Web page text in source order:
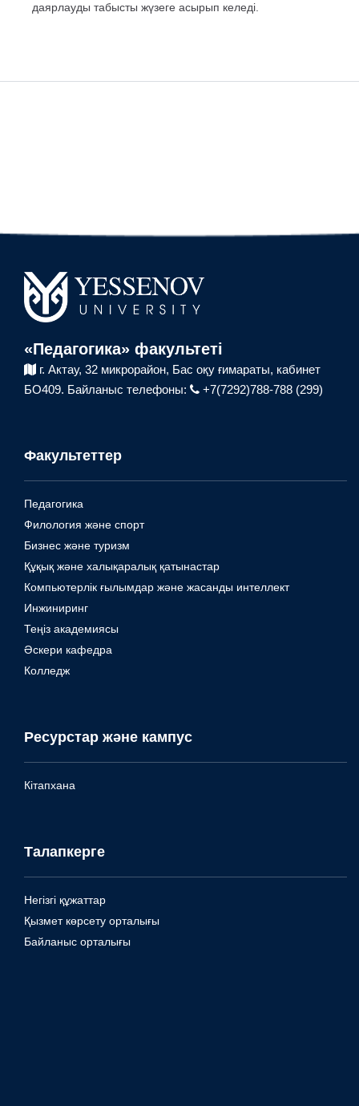
даярлауды табысты жүзеге асырып келеді.
«Педагогика» факультеті
г. Актау, 32 микрорайон, Бас оқу ғимараты, кабинет
БО409. Байланыс телефоны: +7(7292)788-788 (299)
Факультеттер
Педагогика
Филология және спорт
Бизнес және туризм
Құқық және халықаралық қатынастар
Компьютерлік ғылымдар және жасанды интеллект
Инжиниринг
Теңіз академиясы
Әскери кафедра
Колледж
Ресурстар және кампус
Кітапхана
Талапкерге
Негізгі құжаттар
Қызмет көрсету орталығы
Байланыс орталығы